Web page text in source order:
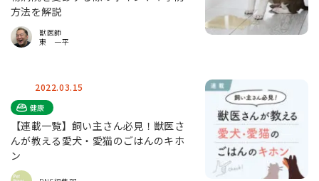
方法を解説
獣医師
東 一平
2022.03.15
健康
【連載一覧】飼い主さん必見！獣医さ
んが教える愛犬・愛猫のごはんのキホ
ン